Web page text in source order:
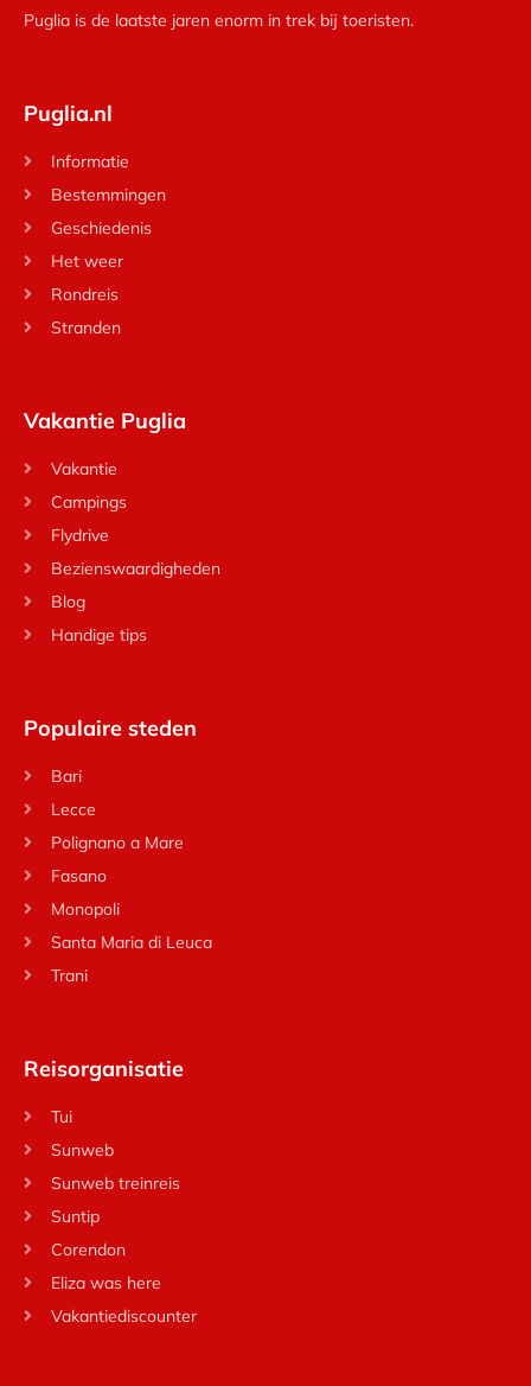
Puglia is de laatste jaren enorm in trek bij toeristen.
Puglia.nl
Informatie
Bestemmingen
Geschiedenis
Het weer
Rondreis
Stranden
Vakantie Puglia
Vakantie
Campings
Flydrive
Bezienswaardigheden
Blog
Handige tips
Populaire steden
Bari
Lecce
Polignano a Mare
Fasano
Monopoli
Santa Maria di Leuca
Trani
Reisorganisatie
Tui
Sunweb
Sunweb treinreis
Suntip
Corendon
Eliza was here
Vakantiediscounter